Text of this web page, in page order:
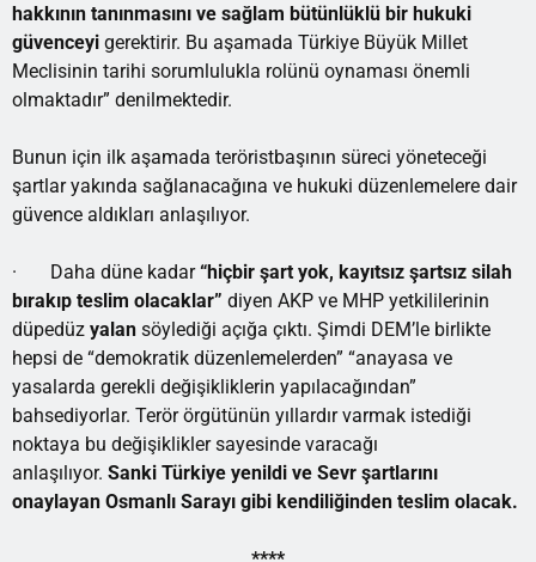
hakkının tanınmasını ve sağlam bütünlüklü bir hukuki
güvenceyi gerektirir. Bu aşamada Türkiye Büyük Millet
Meclisinin tarihi sorumlulukla rolünü oynaması önemli
olmaktadır” denilmektedir.
Bunun için ilk aşamada teröristbaşının süreci yöneteceği
şartlar yakında sağlanacağına ve hukuki düzenlemelere dair
güvence aldıkları anlaşılıyor.
· Daha düne kadar“hiçbir şart yok, kayıtsız şartsız silah
bırakıp teslim olacaklar” diyen AKP ve MHP yetkililerinin
düpedüz yalan söylediği açığa çıktı. Şimdi DEM’le birlikte
hepsi de “demokratik düzenlemelerden” “anayasa ve
yasalarda gerekli değişikliklerin yapılacağından”
bahsediyorlar. Terör örgütünün yıllardır varmak istediği
noktaya bu değişiklikler sayesinde varacağı
anlaşılıyor. Sanki Türkiye yenildi ve Sevr şartlarını
onaylayan Osmanlı Sarayı gibi kendiliğinden teslim olacak.